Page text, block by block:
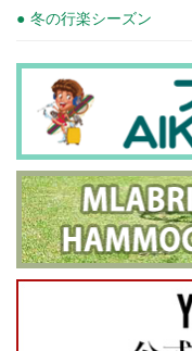
冬の行楽シーズン